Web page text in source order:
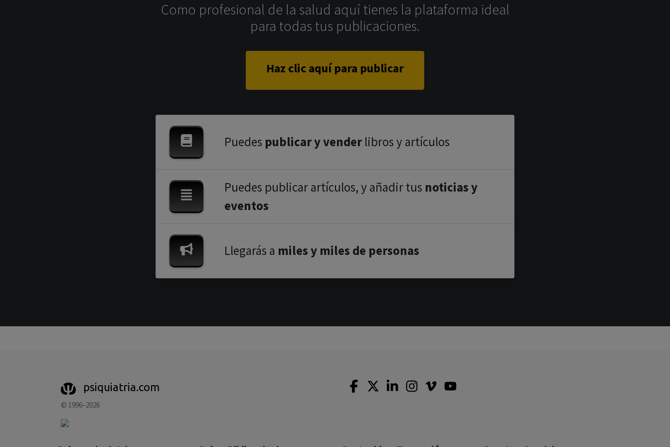
Como profesional de la salud aquí tienes la plataforma ideal
para todas tus publicaciones.
Haz clic aquí para publicar
Puedes publicar y venderlibros y artículos
Puedes publicar artículos, y añadir tus noticias y
eventos
Llegarás a miles y miles de personas
psiquiatria.com
© 1996–2026